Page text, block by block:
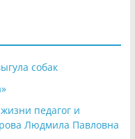
собак
педагог и
Людмила Павловна